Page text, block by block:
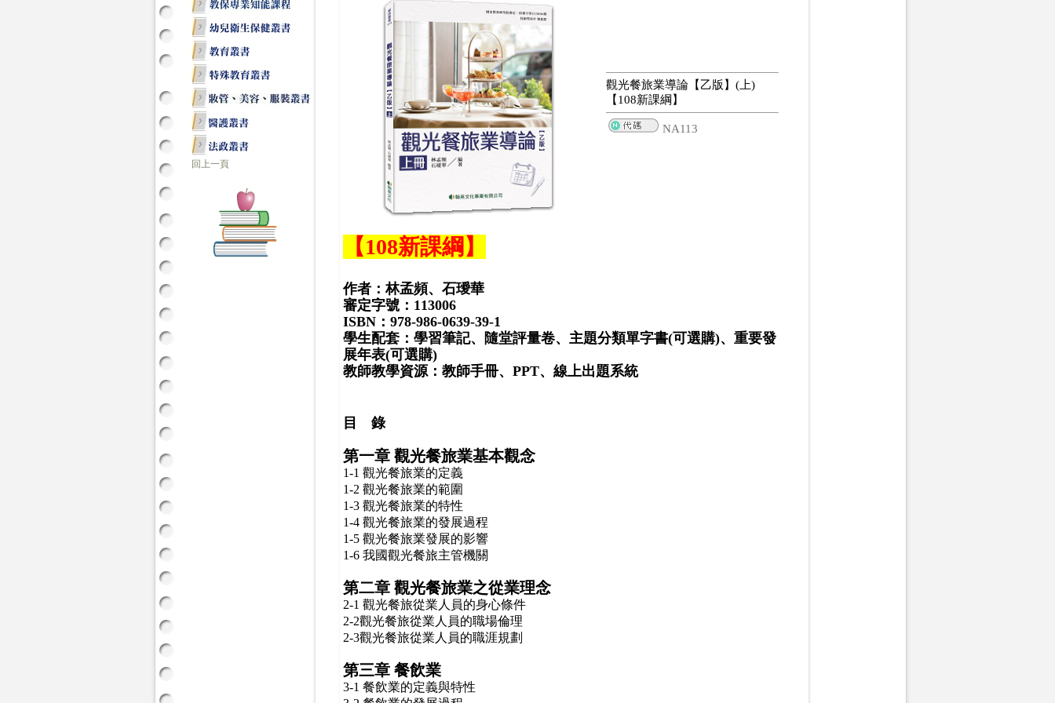
回上一頁
觀光餐旅業導論【乙版】(上)
【108新課綱】
NA113
【108新課綱】
作者：林孟頻、石璦華
審定字號：113006
ISBN：978-986-0639-39-1
學生配套：學習筆記、隨堂評量卷、主題分類單字書(可選購)、重要發
展年表(可選購)
教師教學資源：教師手冊、PPT、線上出題系統
目 錄
第一章 觀光餐旅業基本觀念
1-1 觀光餐旅業的定義
1-2 觀光餐旅業的範圍
1-3 觀光餐旅業的特性
1-4 觀光餐旅業的發展過程
1-5 觀光餐旅業發展的影響
1-6 我國觀光餐旅主管機關
第二章 觀光餐旅業之從業理念
2-1 觀光餐旅從業人員的身心條件
2-2觀光餐旅從業人員的職場倫理
2-3觀光餐旅從業人員的職涯規劃
第三章 餐飲業
3-1 餐飲業的定義與特性